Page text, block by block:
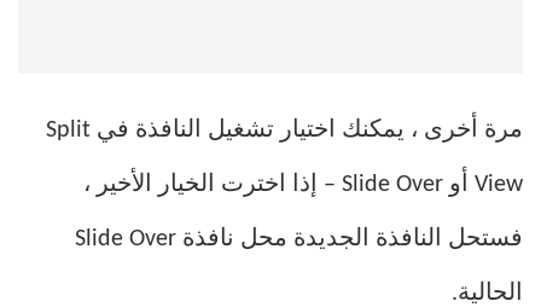
مرة أخرى ، يمكنك اختيار تشغيل النافذة في Split
View أو Slide Over – إذا اخترت الخيار الأخير ،
فستحل النافذة الجديدة محل نافذة Slide Over
الحالية.